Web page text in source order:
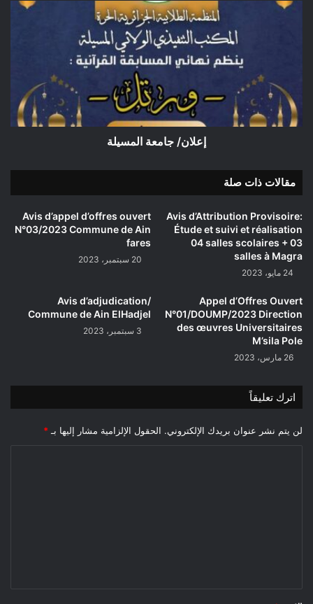
إعلان/
إعلان/ جامعة المسيلة
مقالات ذات صلة
Avis d’Attribution Provisoire:
Étude et suivi et réalisation
04 salles scolaires + 03
salles à Magra
24 مايو، 2023
Avis d’appel d’offres ouvert
N°03/2023 Commune de Ain
fares
20 سبتمبر، 2023
Appel d’Offres Ouvert
N°01/DOUMP/2023 Direction
des œuvres Universitaires
M’sila Pole
26 مارس، 2023
Avis d’adjudication/
Commune de Ain ElHadjel
3 سبتمبر، 2023
اترك تعليقاً
لن يتم نشر عنوان بريدك الإلكتروني. الحقول الإلزامية مشار إليها بـ *